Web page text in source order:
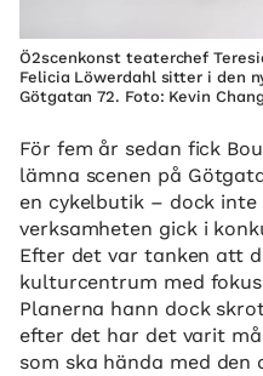
Ö2scenkonst teaterchef
Felicia Löwerdahl sitter i den
Götgatan 72. Foto: Kevin
För fem år sedan fick
lämna scenen på
en cykelbutik – dock
verksamheten gick i
Efter det var tanken att
kulturcentrum med
Planerna hann dock
efter det har det varit
som ska hända med